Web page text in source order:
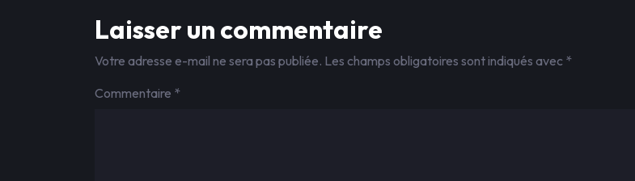
Laisser un commentaire
Votre adresse e-mail ne sera pas publiée. Les champs obligatoires sont indiqués avec *
Commentaire *